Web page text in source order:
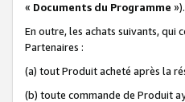
« Documents du Programme »).
En outre, les achats suivants, qui
Partenaires :
(a) tout Produit acheté après la
(b) toute commande de Produit